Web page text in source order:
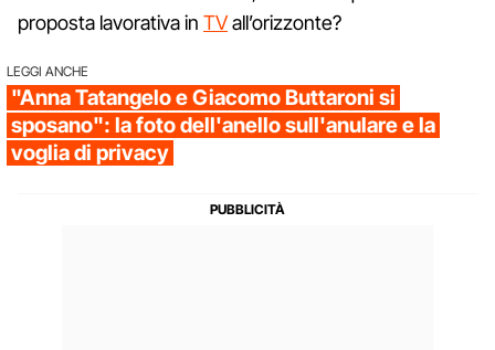
proposta lavorativa in TVall’orizzonte?
LEGGI ANCHE
"Anna Tatangelo e Giacomo Buttaroni si
sposano": la foto dell'anello sull'anulare e la
voglia di privacy